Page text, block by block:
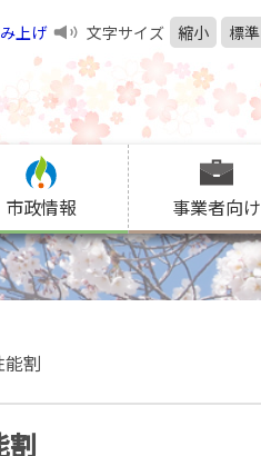
上げ 文字サイズ 縮小 標準
市政情報 事業者向け
割
割